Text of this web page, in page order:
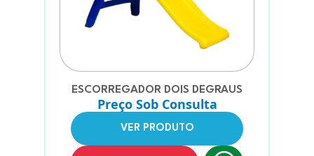
ESCORREGADOR DOIS DEGRAUS
Preço Sob Consulta
VER PRODUTO